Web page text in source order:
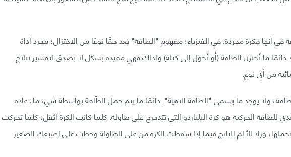
أنها فكرة مجردة. في الفيزياء؛ مفهوم "الطاقة" يعد حقًا نوعًا من الاختزال؛ مجرد أداة
دائمًا ما تُختزن الطاقة (أو تُحول إلى كتلة) ولذلك فهي مفيدة بشكل لا يصدق لتفسير نتائج
من أي نوع.
ولا يوجد ما يسمى "الطاقة النقية". دائمًا ما يتم حمل الطّاقة بواسطة شيء ما، عادة
للطاقة الحركية هو كرة البلياردو التي تتدحرج على طاولة. كلما كانت الكرة أثقل، كلما تحركت
وزاد الألم الناتج فيما إذا سقطت الكرة من على الطاولة وحطت على إصبعك الصغير